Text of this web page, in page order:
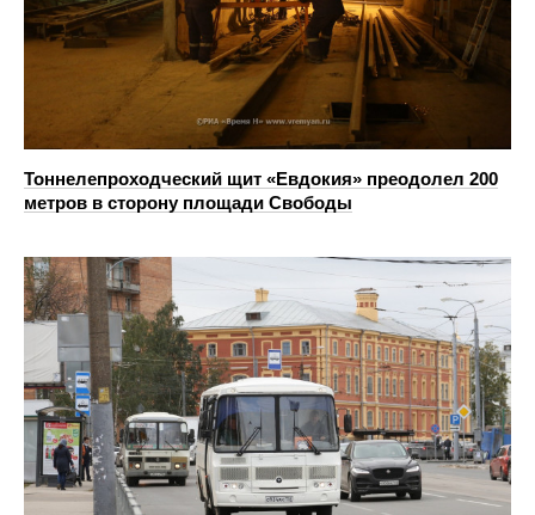
Тоннелепроходческий щит «Евдокия» преодолел 200
метров в сторону площади Свободы